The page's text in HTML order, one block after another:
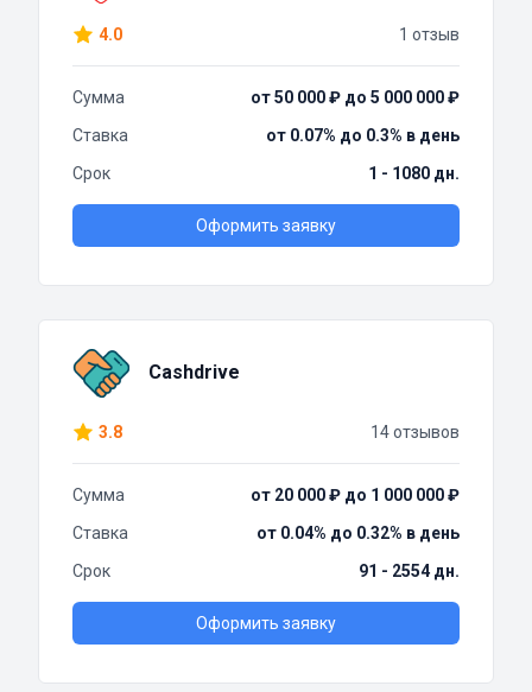
4.0 1 отзыв
Сумма
от 50 000 ₽ до 5 000 000 ₽
Ставка
от 0.07% до 0.3% в день
Срок
1 - 1080 дн.
Оформить заявку
Cashdrive
3.8 14 отзывов
Сумма
от 20 000 ₽ до 1 000 000 ₽
Ставка
от 0.04% до 0.32% в день
Срок
91 - 2554 дн.
Оформить заявку